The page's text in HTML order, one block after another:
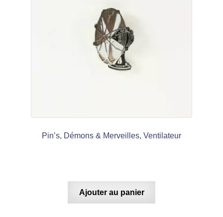
Pin’s, Démons & Merveilles, Ventilateur
Ajouter au panier